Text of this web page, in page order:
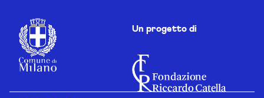
Un progetto di